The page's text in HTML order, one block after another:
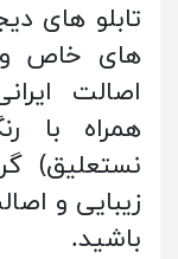
تابلو های
های خاص و
اصالت
همراه با
نستعلیق)
زیبایی و
باشید.